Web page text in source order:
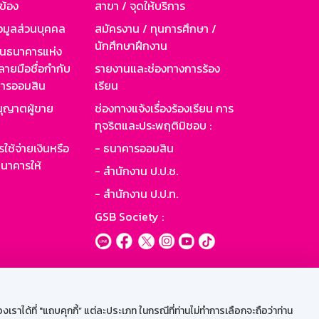
ได้ที่ "แถบคุกกี้” แต่ละประเภท ในกรณีที่ท่านไม่ทำการเลือกจะถือว่าท่าน
อง
มูลส่วนบุคคล
นาคารแห่ง
ายมือชื่อกำกับ
รออมสิน
ญาตผู้ขาย
ช้จ่ายเงินหรือ
คารให้
สาขา / จุดให้บริการ
สมัครงาน / ทุนการศึกษา /
นักศึกษาฝึกงาน
รายงานและช่องทางการร้อง
เรียน
ช่องทางแจ้งเรื่องร้องเรียน การ
ทุจริตและประพฤติมิชอบ :
- ธนาคารออมสิน
- สำนักงาน ป.ป.ช.
- สำนักงาน ป.ป.ท.
GSB Society :